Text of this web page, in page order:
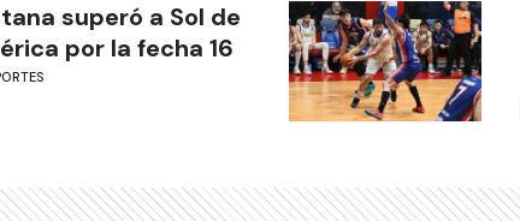
superó a Sol de
por la fecha 16